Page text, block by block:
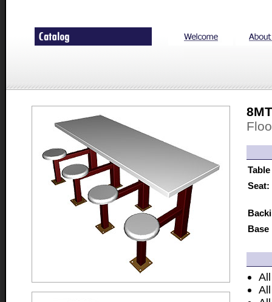
Seat:
Base